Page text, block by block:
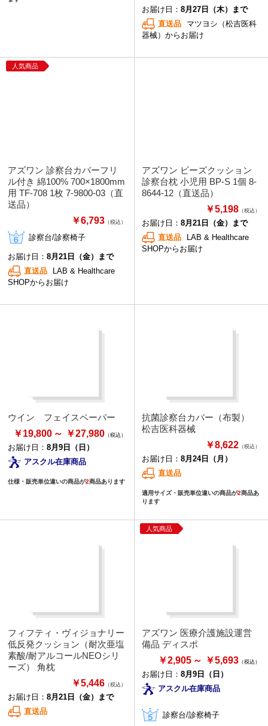
お届け日： 8月27日（木）まで
直送品
マツヨシ（松吉医科
器械）からお届け
人気商品
アズワン 診察台カバーフリ
ル付き 綿100% 700×1800mm
用 TF-708 1枚 7-9800-03（直
送品）
￥6,793 （税込）
診察台/診察椅子
お届け日： 8月21日（金）まで
直送品
LAB & Healthcare
SHOPからお届け
アズワン ビーズクッション
診察台枕 小児用 BP-S 1個 8-
8644-12（直送品）
￥5,198 （税込）
お届け日： 8月21日（金）まで
直送品
LAB & Healthcare
SHOPからお届け
ウイン フェイスペーパー
￥19,800
￥27,980
お届け日： 8月9日（日）
アスクル在庫商品
仕様・販売単位違いの商品が2商品あります
抗菌診察台カバー（布製）
松吉医科器械
￥8,622 （税込）
お届け日： 8月24日（月）
直送品
適用サイズ・販売単位違いの商品が2商品あ
ります
フィフティ・ヴィジョナリー
低反発クッション（耐次亜塩
素酸/耐アルコールNEOシリ
ーズ） 角枕
￥5,446 （税込）
お届け日： 8月21日（金）まで
直送品
人気商品
アズワン 医療介護施設運営
備品 ディスポ
￥2,905
￥5,693
お届け日： 8月9日（日）
アスクル在庫商品
診察台/診察椅子